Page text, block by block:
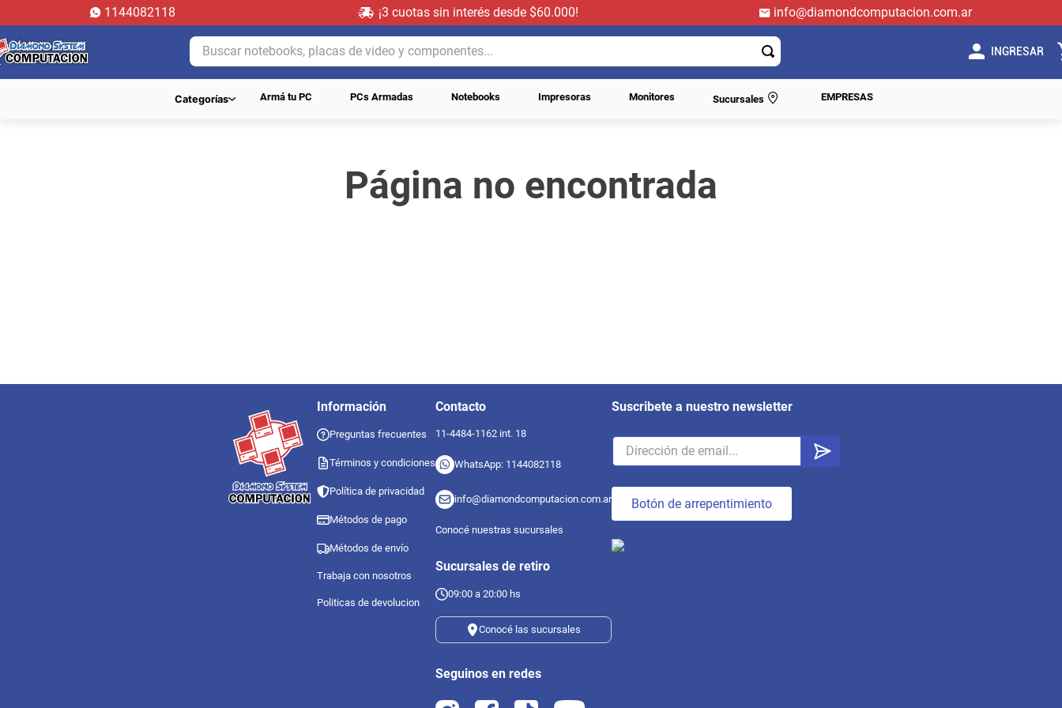
1144082118 ¡3 cuotas sin interés desde $60.000!
info@diamondcomputacion.com.ar
Buscar notebooks, placas de video y componentes...
INGRESAR
Categorías Armá tu PC PCs Armadas Notebooks Impresoras Monitores Sucursales EMPRESAS
Página no encontrada
Información
Preguntas frecuentes
Términos y condiciones
Política de privacidad
Métodos de pago
Métodos de envío
Trabaja con nosotros
Politicas de devolucion
Contacto
11-4484-1162 int. 18
WhatsApp: 1144082118
info@diamondcomputacion.com.ar
Conocé nuestras sucursales
Sucursales de retiro
09:00 a 20:00 hs
Conocé las sucursales
Seguinos en redes
Suscribete a nuestro newsletter
Botón de arrepentimiento